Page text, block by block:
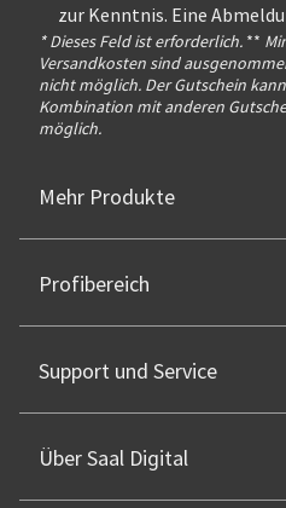
zur Kenntnis. Eine
* Dieses Feld ist erforderlich. **
Versandkosten sind
nicht möglich. Der Gutschein
Kombination mit anderen
möglich.
Mehr Produkte
Profibereich
Support und Service
Über Saal Digital